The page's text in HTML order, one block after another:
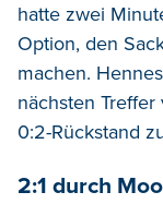
hatte zwei
Option, den
machen.
nächsten
0:2-Rückstand
2:1 durch